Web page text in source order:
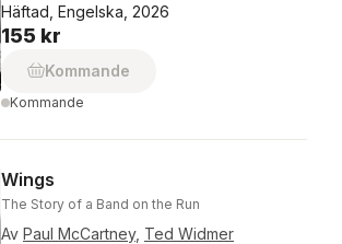
Häftad, Engelska, 2026
155 kr
Kommande
Kommande
Wings
The Story of a Band on the Run
Av Paul McCartney, Ted Widmer